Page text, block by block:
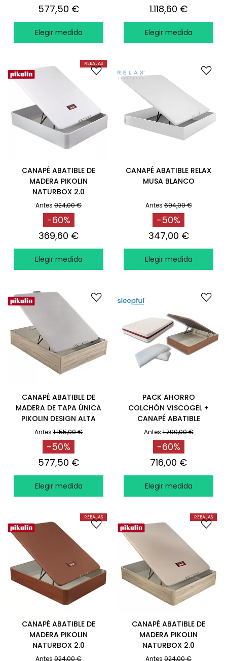
577,50 €
Elegir medida
1.118,60 €
Elegir medida
REBAJAS
CANAPÉ ABATIBLE DE
MADERA PIKOLIN
NATURBOX 2.0
RESISTENTE BLANCO
Antes 924,00 €
-60%
369,60 €
Elegir medida
CANAPÉ ABATIBLE RELAX
MUSA BLANCO
Antes 694,00 €
-50%
347,00 €
Elegir medida
CANAPÉ ABATIBLE DE
MADERA DE TAPA ÚNICA
PIKOLIN DESIGN ALTA
CAPACIDAD NATURAL
APERTURA MANUAL
Antes 1.155,00 €
-50%
577,50 €
Elegir medida
PACK AHORRO
COLCHÓN VISCOGEL +
CANAPÉ ABATIBLE
SLEEPFUL® CEREZO +
ALMOHADAS
VISCOELÁSTICAS
Antes 1.790,00 €
-60%
716,00 €
Elegir medida
REBAJAS
CANAPÉ ABATIBLE DE
MADERA PIKOLIN
NATURBOX 2.0
RESISTENTE CEREZO
Antes 924,00 €
REBAJAS
CANAPÉ ABATIBLE DE
MADERA PIKOLIN
NATURBOX 2.0
RESISTENTE NATURAL
Antes 924,00 €